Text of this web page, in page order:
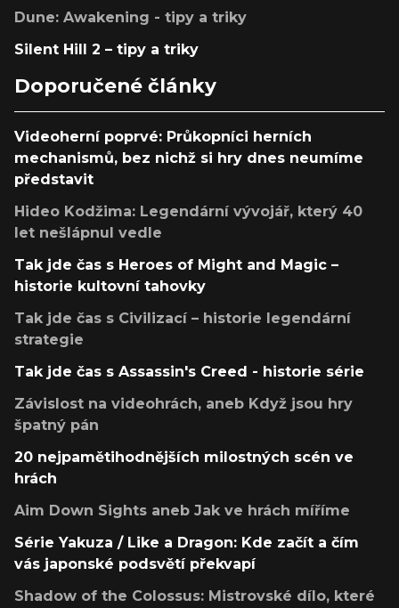
Dune: Awakening - tipy a triky
Silent Hill 2 – tipy a triky
Doporučené články
Videoherní poprvé: Průkopníci herních
mechanismů, bez nichž si hry dnes neumíme
představit
Hideo Kodžima: Legendární vývojář, který 40
let nešlápnul vedle
Tak jde čas s Heroes of Might and Magic –
historie kultovní tahovky
Tak jde čas s Civilizací – historie legendární
strategie
Tak jde čas s Assassin's Creed - historie série
Závislost na videohrách, aneb Když jsou hry
špatný pán
20 nejpamětihodnějších milostných scén ve
hrách
Aim Down Sights aneb Jak ve hrách míříme
Série Yakuza / Like a Dragon: Kde začít a čím
vás japonské podsvětí překvapí
Shadow of the Colossus: Mistrovské dílo, které